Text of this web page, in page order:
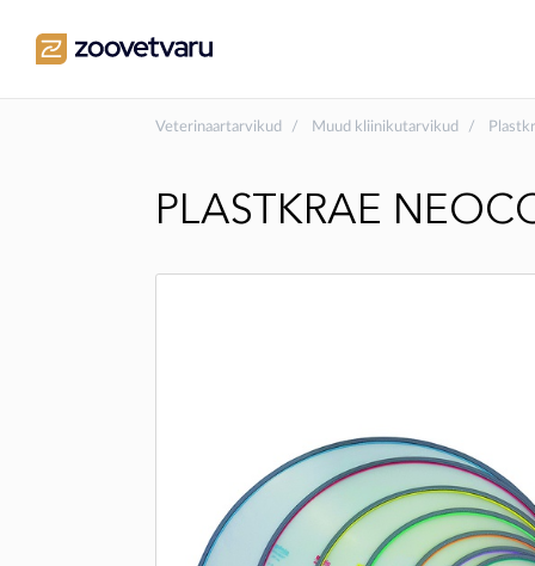
Veterinaartarvikud Muud kliinikutarvikud
PLASTKRAE